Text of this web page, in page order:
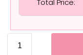
Total Price: